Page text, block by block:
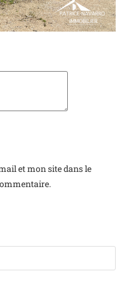
et mon site dans le